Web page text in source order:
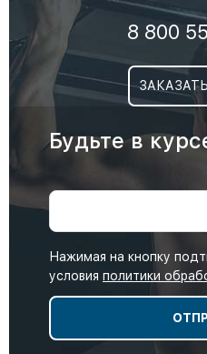
8 800
Будьте в
Нажимая на кнопку
условия политики